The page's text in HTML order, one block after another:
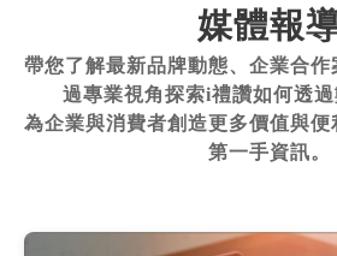
媒體報
帶您了解最新品牌動態、企業合
過專業視角探索i禮讚如何透過
為企業與消費者創造更多價值與
第一手資訊。